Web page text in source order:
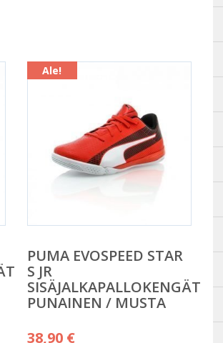
Ale!
PUMA EVOSPEED STAR
S JR
SISÄJALKAPALLOKENGÄT
PUNAINEN / MUSTA
Alkuperäinen
38,90 €